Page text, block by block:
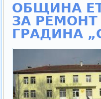
OБЩИНА
ЗА
ГРАДИНА